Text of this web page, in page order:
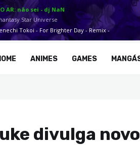
ANIMES GAMES
divulga